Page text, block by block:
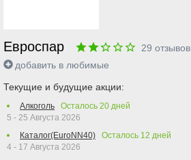
Евроспар 29 отзывов
добавить в любимые
Текущие и будущие акции:
Алкоголь Осталось 20 дней
5 - 25 Августа 2026
Каталог(EuroNN40)
Осталось 12 дней
4 - 17 Августа 2026